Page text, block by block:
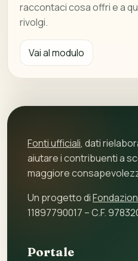
raccontaci cosa offri e a
rivolgi.
Vai al modulo
Fonti ufficiali, dati
aiutare i contribuenti a
maggiore
Un progetto di
11897790017 – C.F.
Portale